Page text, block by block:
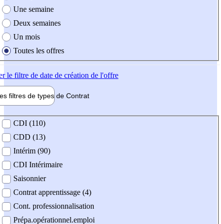
Une semaine
Deux semaines
Un mois
Toutes les offres
le filtre de date de création de l'offre
filtres de types de Contrat
contrat
CDI (110)
CDD (13)
Intérim (90)
CDI Intérimaire
Saisonnier
Contrat apprentissage (4)
Cont. professionnalisation
Prépa.opérationnel.emploi